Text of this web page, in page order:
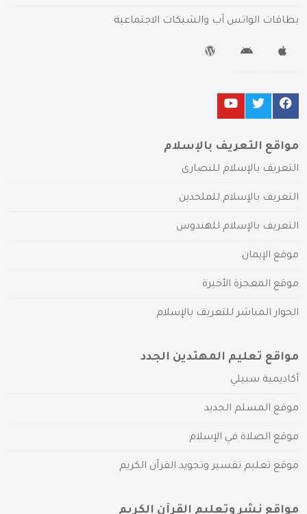
بطاقات الواتس آب والشبكات الاجتماعية
مواقع التعريف بالإسلام
التعريف بالإسلام للنصارى
التعريف بالإسلام للملحدين
التعريف بالإسلام للهندوس
موقع الإيمان
موقع المعجزة الأخيرة
الحوار المباشر للتعريف بالإسلام
مواقع تعليم المهتدين الجدد
أكاديمية سبيلي
موقع المسلم الجديد
موقع الصلاة في الإسلام
موقع تعليم تفسير وتجويد القرآن الكريم
مواقع نشر وتعليم القرآن الكريم